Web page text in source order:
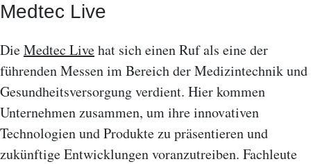
Medtec Live
DieMedtec Livehat sich einen Ruf als eine der
führenden Messen im Bereich der Medizintechnik und
Gesundheitsversorgung verdient. Hier kommen
Unternehmen zusammen, um ihre innovativen
Technologien und Produkte zu präsentieren und
zukünftige Entwicklungen voranzutreiben. Fachleute